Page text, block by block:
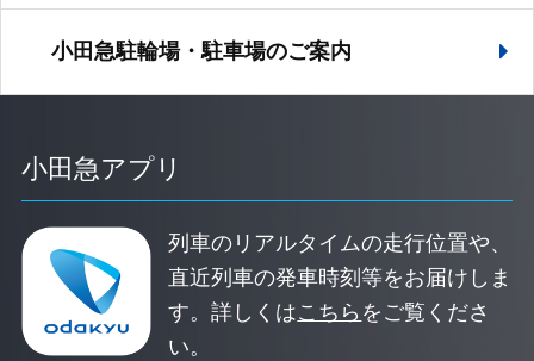
小田急駐輪場・駐車場のご案内
小田急アプリ
列車のリアルタイムの走行位置や、
直近列車の発車時刻等をお届けしま
す。詳しくはこちら をご覧くださ
い。